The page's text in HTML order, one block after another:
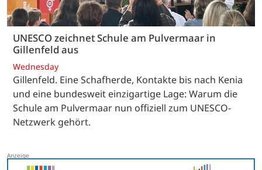
UNESCO zeichnet Schule am Pulvermaar in
Gillenfeld aus
Wednesday
Gillenfeld. Eine Schafherde, Kontakte bis nach Kenia
und eine bundesweit einzigartige Lage: Warum die
Schule am Pulvermaar nun offiziell zum UNESCO-
Netzwerk gehört.